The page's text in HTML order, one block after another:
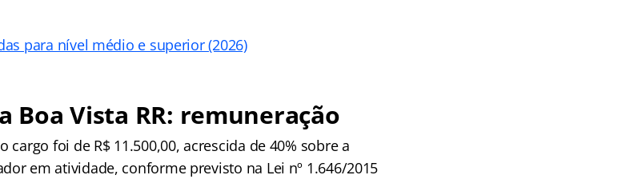
para nível médio e superior (2026)
Boa Vista RR: remuneração
cargo foi de R$ 11.500,00, acrescida de 40% sobre a
em atividade, conforme previsto na Lei nº 1.646/2015